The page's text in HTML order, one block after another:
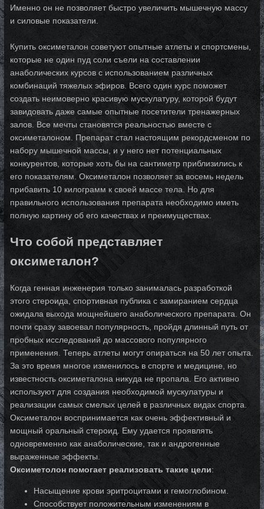
Именно он не позволяет быстро увеличить мышечную массу
и силовые показатели.
Купить оксиметалон советуют опытные атлеты и спортсмены,
которые не один пуд соли съели на составлении
анаболических курсов с использованием различных
комбинаций тяжелых эфиров. Всего один курс поможет
создать неимоверно красивую мускулатуру, которой будут
завидовать даже самые опытные посетители тренажерных
залов. Все мечты становятся реальностью вместе с
оксиметалоном. Препарат стал настоящим рекордсменом по
набору мышечной массы, и у него нет потенциальных
конкурентов, которые хоть бы на сантиметр приблизились к
его показателям. Оксиметалон позволяет за восемь недель
прибавить 10 килограмм к своей массе тела. Но для
правильного использования препарата необходимо иметь
полную картину об его качествах и преимуществах.
Что собой представляет
оксиметалон?
Когда генная инженерия только занималась разработкой
этого стероида, спортивная публика с замиранием сердца
ожидала выхода мощнейшего анаболического препарата. Он
почти сразу завоевал популярность, пройдя длинный путь от
пробных исследований до массового популярного
применения. Теперь атлеты могут опираться на 50 лет опыта.
За это время многое изменилось в спорте и медицине, но
известность оксиметалона никуда не пропала. Его активно
используют для создания необходимой мускулатуры и
реализации самых смелых целей в различных видах спорта.
Оксиметалон воспринимается как очень эффективный и
мощный оральный стероид. Ему удается проявлять
одновременно как анаболические, так и андрогенные
выраженные эффекты.
Оксиметолон помогает реализовать такие цели:
Насыщение крови эритроцитами и гемоглобином.
Способствует положительным изменениям в